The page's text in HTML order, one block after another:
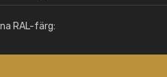
RAL-färg: